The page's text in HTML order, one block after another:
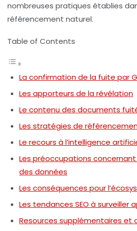
nombreuses pratiques établies
référencement naturel.
Table of Contents
La confirmation de la fuite par
Les apporteurs de la révélation
Le contenu des documents
Les stratégies de
Le recours à l’intelligence
Les préoccupations
des données
Les conséquences pour
Les tendances SEO à surveiller
Resources supplémentaires et